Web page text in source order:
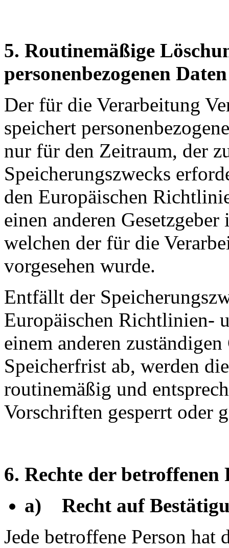
5. Routinemäßige
personenbezogenen Daten
Der für die Verarbeitung
speichert
nur für den Zeitraum, der
Speicherungszwecks
den Europäischen
einen anderen
welchen der für die
vorgesehen wurde.
Entfällt der
Europäischen Richtlinien-
einem anderen
Speicherfrist ab, werden
routinemäßig und
Vorschriften gesperrt oder
6. Rechte der betroffenen
a) Recht auf
Jede betroffene Person hat